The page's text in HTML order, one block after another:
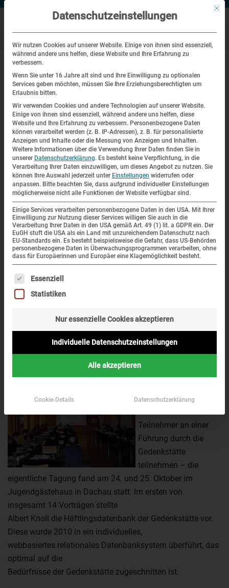
Startseite |
Tagung von Archiv- und
DatenbankmitarbeiterInnen im
Oktober 2013 in Dachau
Tagung von Archiv- und
DatenbankmitarbeiterInnen im
Oktober 2013 in Dachau
Der
seit 15 Jahren alljährlich stattfindende, internationale
Workshop richtet sich
an Mitarbeiterinnen und Mitarbeiter von Gedenkstätten und
mit Datenbanken – insbesondere mit der Erfassung von
Opferdaten des
Tagung wieder in Dachau
statt. Die Organisation und Tagungsleitung übernahm der
KZ-Gedenkstätte Albert Knoll.
Mittwoch, 23. Oktober,
Teilnehmer an einer
Führung durch die
Gedenkstätte
teilnehmen – die
eigentliche Tagung fand am 24. und 25. Oktober im
Jugendgästehaus in Dachau statt. Im ersten von
insgesamt 14 Vorträgen stellte
Albert Knoll die Häftlingsdatenbank der Gedenkstätte vor.
Diese wurde 2010 in ein individuelles,
webbasiertes relationales Datenbanksystem überführt, das
optimal auf die
Bedürfnisse der Gedenkstätte zugeschnitten ist.
Mit
Datenschutzeinstellungen
Wir nutzen Cookies auf unserer Website. Einige von ihnen sind essenziell,
während andere uns helfen, diese Website und Ihre Erfahrung zu
verbessern.
Wenn Sie unter 16 Jahre alt sind und Ihre Einwilligung zu optionalen
Services geben möchten, müssen Sie Ihre Erziehungsberechtigten um
Erlaubnis bitten.
Wir verwenden Cookies und andere Technologien auf unserer Website.
Einige von ihnen sind essenziell, während andere uns helfen, diese
Website und Ihre Erfahrung zu verbessern. Personenbezogene Daten
können verarbeitet werden (z. B. IP-Adressen), z. B. für personalisierte
Anzeigen und Inhalte oder die Messung von Anzeigen und Inhalten.
Weitere Informationen über die Verwendung Ihrer Daten finden Sie in
unserer Datenschutzerklärung. Es besteht keine Verpflichtung, in die
Verarbeitung Ihrer Daten einzuwilligen, um dieses Angebot zu nutzen. Sie
können Ihre Auswahl jederzeit unter Einstellungen widerrufen oder
anpassen. Bitte beachten Sie, dass aufgrund individueller Einstellungen
möglicherweise nicht alle Funktionen der Website verfügbar sind.
Einige Services verarbeiten personenbezogene Daten in den USA. Mit Ihrer
Einwilligung zur Nutzung dieser Services willigen Sie auch in die
Verarbeitung Ihrer Daten in den USA gemäß Art. 49 (1) lit. a GDPR ein. Der
EuGH stuft die USA als ein Land mit unzureichendem Datenschutz nach
EU-Standards ein. Es besteht beispielsweise die Gefahr, dass US-Behörden
personenbezogene Daten in Überwachungsprogrammen verarbeiten, ohne
dass für Europäerinnen und Europäer eine Klagemöglichkeit besteht.
Es folgt eine Liste der Service-Gruppen, für die eine
Essenziell
Statistiken
Nur essenzielle Cookies akzeptieren
Individuelle Datenschutzeinstellungen
Alle akzeptieren
Cookie-Details Datenschutzerklärung